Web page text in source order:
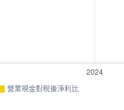
營業現金對稅後淨利比